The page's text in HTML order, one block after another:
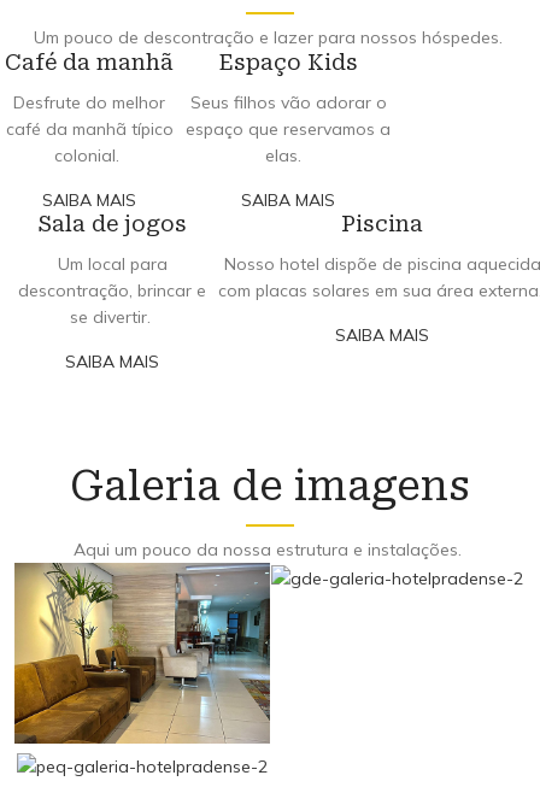
Um pouco de descontração e lazer para nossos hóspedes.
Café da manhã
Desfrute do melhor
café da manhã típico
colonial.
SAIBA MAIS
Espaço Kids
Seus filhos vão adorar o
espaço que reservamos a
elas.
SAIBA MAIS
Sala de jogos
Um local para
descontração, brincar e
se divertir.
SAIBA MAIS
Piscina
Nosso hotel dispõe de piscina aquecida
com placas solares em sua área
SAIBA MAIS
Galeria de imagens
Aqui um pouco da nossa estrutura e instalações.